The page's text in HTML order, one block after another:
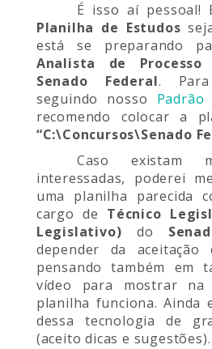
É isso aí pessoal!
Planilha de Estudos
está se preparando
Analista de
Senado Federal.
seguindo nosso Padrão
recomendo colocar a
“C:\Concursos\Senado
Caso existam
interessadas, poderei
uma planilha parecida
cargo de Técnico
Legislativo) do
depender da aceitação
pensando também em
vídeo para mostrar na
planilha funciona. Ainda
dessa tecnologia de
(aceito dicas e